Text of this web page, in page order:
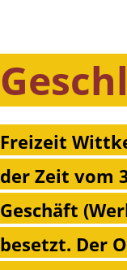
Freizeit
der Zeit vom
Geschäft
besetzt. Der